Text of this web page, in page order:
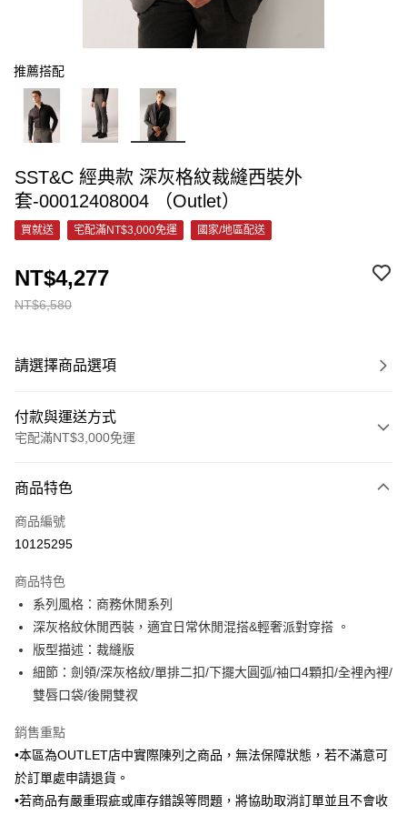
推薦搭配
SST&C 經典款 深灰格紋裁縫西裝外
套-00012408004 （Outlet）
買就送 宅配滿NT$3,000免運 國家/地區配送
NT$6,580
NT$4,277
請選擇商品選項
付款與運送方式
宅配滿NT$3,000免運
信用卡一次付款
信用卡分期付款
合作金庫商業銀行
華南商業銀行
上海商業儲蓄銀行
台北富邦商業銀行
國泰世華商業銀行
臺灣中小企業銀行
台中商業銀行
匯豐（台灣）商業銀行
聯邦商業銀行
元大商業銀行
台新國際商業銀行
中國信託商業銀行
台灣樂天信用卡公司
6 期 0 利率 每期
華南商業銀行
彰化商業銀行
上海商業儲蓄銀行
國泰世華商業銀行
兆豐國際商業銀行
臺灣中小企業銀行
聯邦商業銀行
元大商業銀行
永豐商業銀行
玉山商業銀行
台灣樂天信用卡公司
LINE Pay
Apple Pay
街口支付
悠遊付
Google Pay
商品特色
商品編號
10125295
商品特色
系列風格：商務休閒系列
深灰格紋休閒西裝，適宜日常休閒混搭&輕奢派對穿搭 。
版型描述：裁縫版
細節：劍領/深灰格紋/單排二扣/下擺大圓弧/袖口4顆扣/全裡內裡/
雙唇口袋/後開雙衩
銷售重點
•本區為OUTLET店中實際陳列之商品，無法保障狀態，若不滿意可
於訂單處申請退貨。
•若商品有嚴重瑕疵或庫存錯誤等問題，將協助取消訂單並且不會收